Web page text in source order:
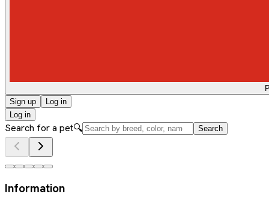
Sign up
Log in
Log in
Search for a pet🔍 Search
Information